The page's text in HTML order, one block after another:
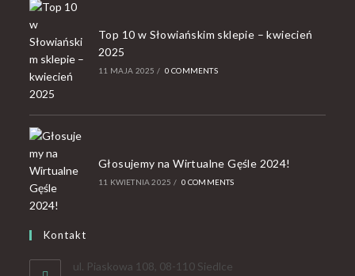
Top 10 w Słowiańskim sklepie – kwiecień
2025
11 MAJA 2025 / 0 COMMENTS
Głosujemy na Wirtualne Gęśle 2024!
11 KWIETNIA 2025 / 0 COMMENTS
Kontakt
ul. Piaskowa 108, 08-110 Siedlce